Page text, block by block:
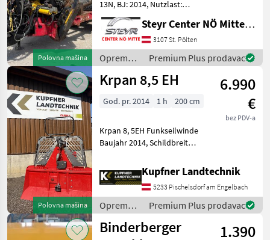
Polovna mašina
13N, BJ: 2014, Nutzlast:
8.500 kg, Druckluftbremse,
4 Stück Rungenpaare,
Beleuchtung, Antrieb,
Gelenkwelle, Forstkran
MKZ 9, Stehpodest, Flap
Steyr Center NÖ Mitte Landmaschinentechnik GmbH
3107 St. Pölten
Oprema
za šumu i
obradu
Moser
Premium Plus prodavac
Polovna mašina
Krpan 8,5 EH
6.990
€
bez PDV-a
God. pr. 2014 1 h 200 cm
Krpan 8, 5EH Funkseilwinde
Baujahr 2014, Schildbreite
Funkfernbedienung, hydr.
Seilauststoß, Umlenkrolle,
2 Seilgleitbügel,
Gelenkwelle, Moto
Kupfner Landtechnik
5233 Pischelsdorf am Engelbach
Oprema
za šumu i
obradu
Premium Plus prodavac
Binderberger
1.390